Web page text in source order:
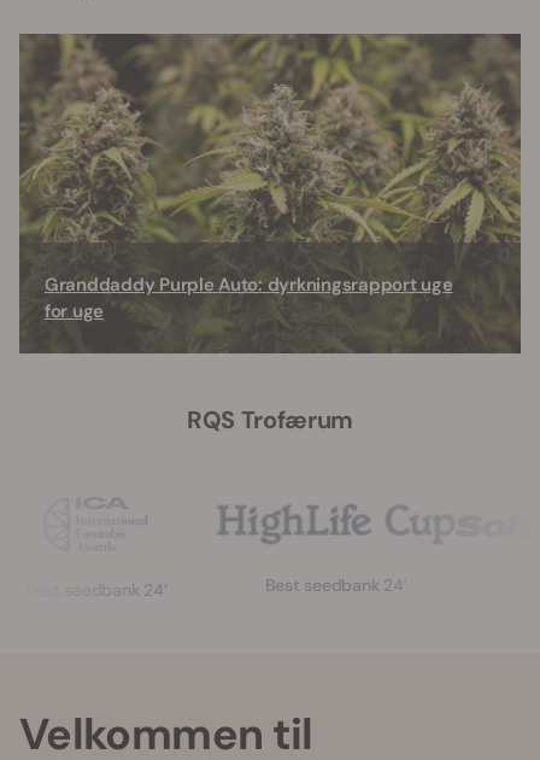
Granddaddy Purple Auto: dyrkningsrapport uge
for uge
RQS Trofærum
Best seedbank 24’
Velkommen til